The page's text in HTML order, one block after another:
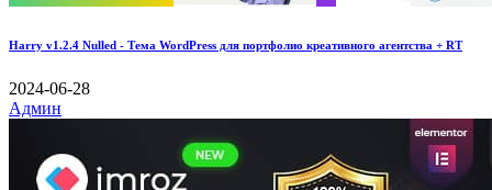
Harry v1.2.4 Nulled - Тема WordPress для портфолио креативного агентства + RT
2024-06-28
Админ